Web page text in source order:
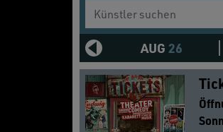
Künstler suchen
AUG 26